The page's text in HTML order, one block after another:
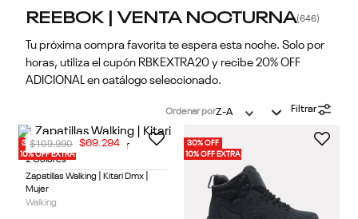
REEBOK | VENTA NOCTURNA 646
Tu próxima compra favorita te espera esta noche. Solo por
horas, utiliza el cupón RBKEXTRA20 y recibe 20% OFF
ADICIONAL en catálogo seleccionado.
Ordenar porZ-A Filtrar
30% OFF
10% OFF EXTRA
2 Colores
Zapatillas Walking | Kitari Dmx |
Mujer
Walking
$109.990 $69.294
30% OFF
10% OFF EXTRA